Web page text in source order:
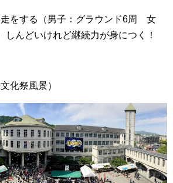
走をする（男子：グラウンド6周 女
しんどいけれど継続力が身につく！
化祭風景）